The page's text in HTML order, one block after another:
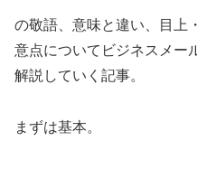
の敬語、意味と違い、目上
意点についてビジネスメー
解説していく記事。
まずは基本。